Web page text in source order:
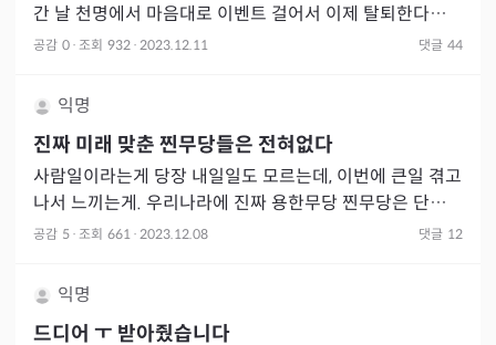
간 날 천명에서 마음대로 이벤트 걸어서 이제 탈퇴한다고
개인번호 알려주고 진짜 그날 탈퇴했구요 제가 방문점사 처
공감 0 · 조회 932 · 2023.12.11 댓글 44
익명
진짜 미래 맞춘 찐무당들은 전혀없다
사람일이라는게 당장 내일일도 모르는데, 이번에 큰일 겪고
나서 느끼는게. 우리나라에 진짜 용한무당 찐무당은 단한명
도 없다는걸 다시한번 느꼈다. 허나, 무당들이 조상바람이
공감 5 · 조회 661 · 2023.12.08 댓글 12
익명
드디어 ㅜ 받아줬습니다